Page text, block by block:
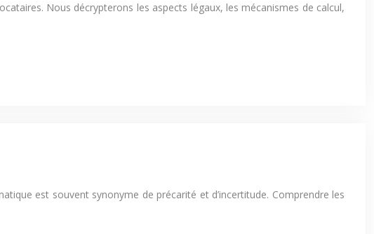
Nous décrypterons les aspects légaux, les mécanismes de calcul,
est souvent synonyme de précarité et d’incertitude. Comprendre les